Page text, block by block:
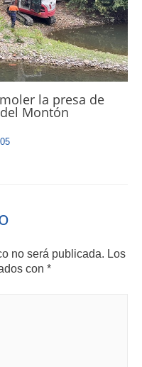
la presa de
Montón
no será publicada. Los
con *